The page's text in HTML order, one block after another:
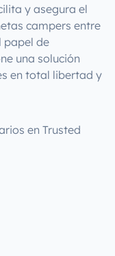
y asegura el
campers entre
papel de
una solución
en total libertad y
en Trusted